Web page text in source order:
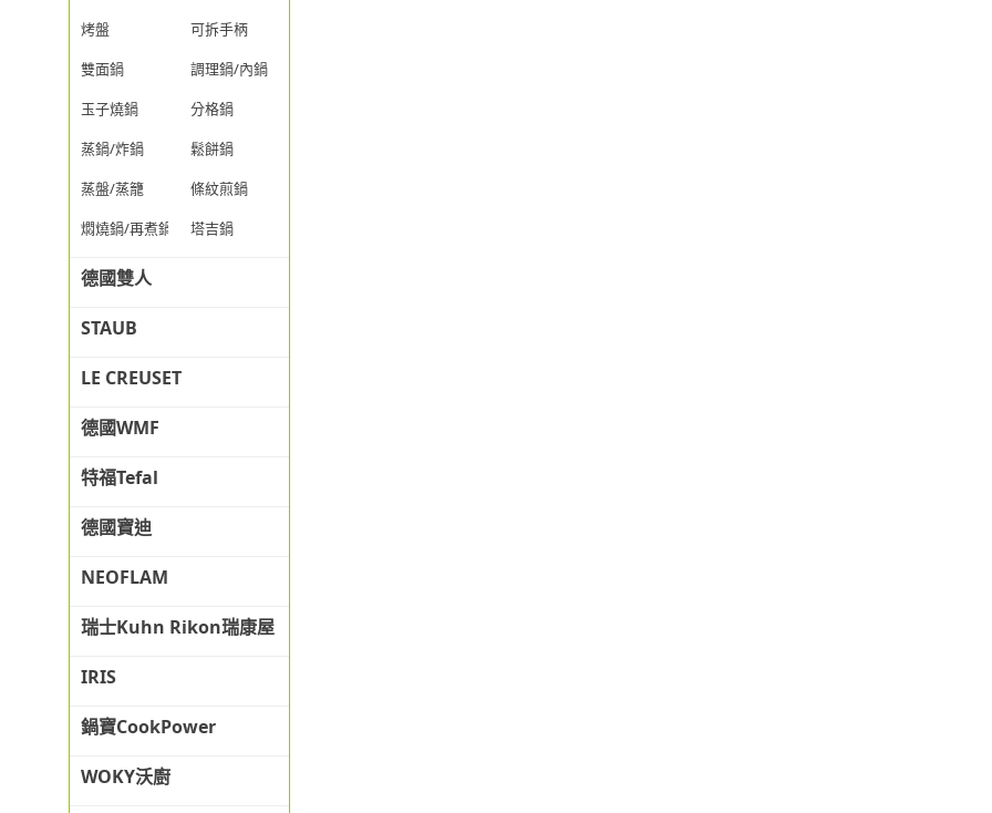
烤盤
可拆手柄
雙面鍋
調理鍋/內鍋
玉子燒鍋
分格鍋
蒸鍋/炸鍋
鬆餅鍋
蒸盤/蒸籠
條紋煎鍋
燜燒鍋/再煮鍋
塔吉鍋
德國雙人
STAUB
LE CREUSET
德國WMF
特福Tefal
德國寶迪
NEOFLAM
瑞士Kuhn Rikon瑞康屋
IRIS
鍋寶CookPower
WOKY沃廚